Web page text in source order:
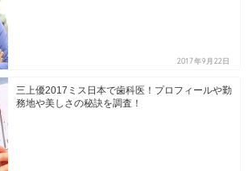
2017年9月22日
三上優2017ミス日本で歯科医！プロフィールや勤
務地や美しさの秘訣を調査！